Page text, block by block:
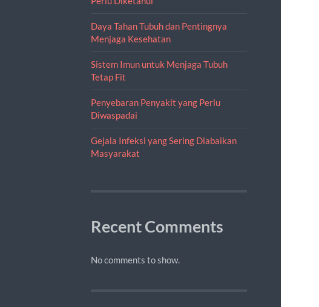
Daya Tahan Tubuh dan Pentingnya
Menjaga Kesehatan
Sistem Imun untuk Menjaga Tubuh
Tetap Fit
Penyebaran Penyakit yang Perlu
Diwaspadai
Gejala Infeksi yang Sering Diabaikan
Masyarakat
Recent Comments
No comments to show.